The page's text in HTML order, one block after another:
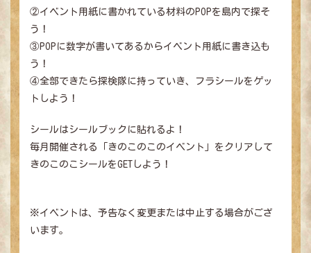
②イベント用紙に書かれている材料のPOPを島内で探そ
う！
③POPに数字が書いてあるからイベント用紙に書き込も
う！
④全部できたら探検隊に持っていき、フラシールをゲッ
トしよう！
シールはシールブックに貼れるよ！
毎月開催される「きのこのこのイベント」をクリアして
きのこのこシールをGETしよう！
※イベントは、予告なく変更または中止する場合がござ
います。